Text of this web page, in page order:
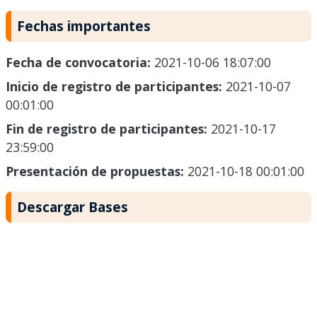
Fechas importantes
Fecha de convocatoria: 2021-10-06 18:07:00
Inicio de registro de participantes: 2021-10-07
00:01:00
Fin de registro de participantes: 2021-10-17
23:59:00
Presentación de propuestas: 2021-10-18 00:01:00
Descargar Bases